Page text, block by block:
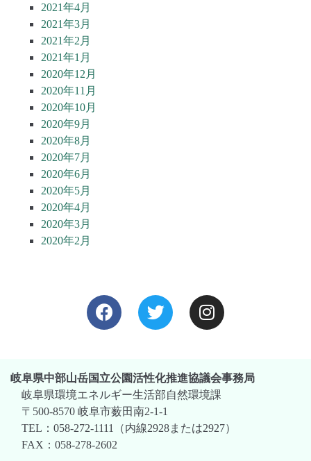
2021年4月
2021年3月
2021年2月
2021年1月
2020年12月
2020年11月
2020年10月
2020年9月
2020年8月
2020年7月
2020年6月
2020年5月
2020年4月
2020年3月
2020年2月
岐阜県中部山岳国立公園活性化推進協議会事務局
岐阜県環境エネルギー生活部自然環境課
〒500-8570 岐阜市薮田南2-1-1
TEL：058-272-1111（内線2928または2927）
FAX：058-278-2602